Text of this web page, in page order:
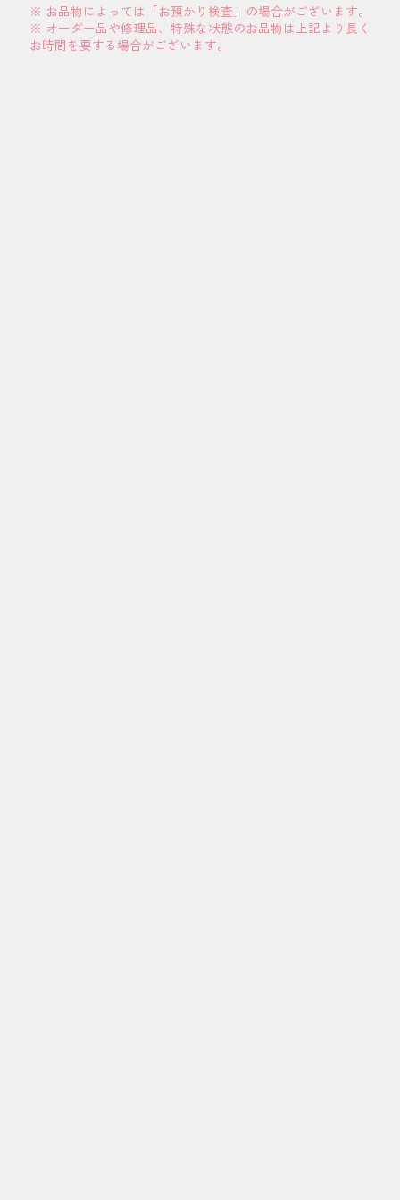
※ お品物によっては「お預かり検査」の場合がございます。
※ オーダー品や修理品、特殊な状態のお品物は上記より長く
お時間を要する場合がございます。